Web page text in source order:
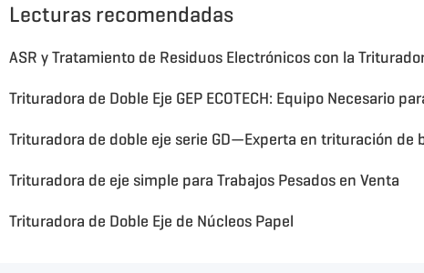
Lecturas recomendadas
Trituradora de eje simple para Trabajos Pesados en Venta
Trituradora de Doble Eje de Núcleos Papel